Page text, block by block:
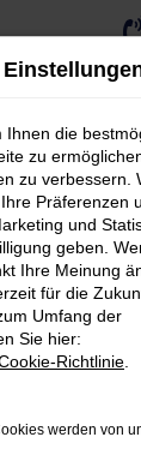
Error
aufgetreten.
die dir helfen
und
zum
Ihnen die
zu
zu verbessern.
Präferenzen
und
geben.
Ihre Meinung
für die
Umfang der
Sie hier:
Richtlinie
werden von